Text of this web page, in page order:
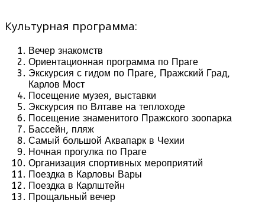
Культурная программа:
Вечер знакомств
Ориентационная программа по Праге
Экскурсия с гидом по Праге, Пражский Град,
Карлов Мост
Посещение музея, выставки
Экскурсия по Влтаве на теплоходе
Посещение знаменитого Пражского зоопарка
Бассейн, пляж
Самый большой Аквапарк в Чехии
Ночная прогулка по Праге
Организация спортивных мероприятий
Поездка в Карловы Вары
Поездка в Карлштейн
Прощальный вечер